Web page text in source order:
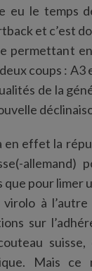
eu le temps
et c’est
permettant
coups : A3
de la
en effet la
allemand)
que pour limer
à l’autre
sur
suisse,
Mais ce